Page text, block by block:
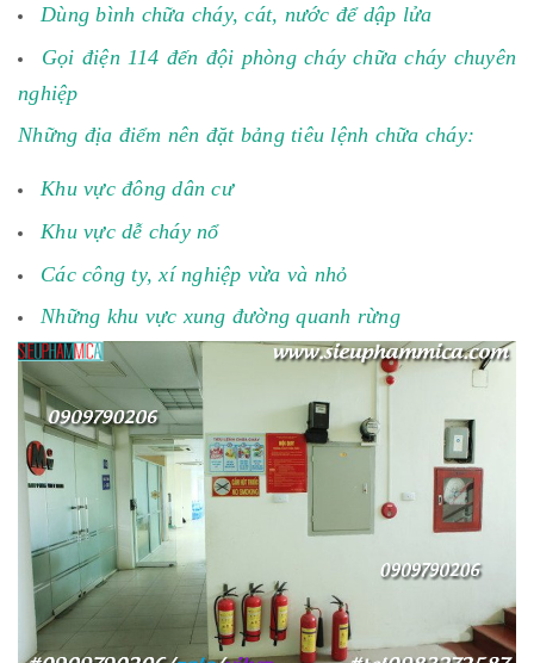
Dùng bình chữa cháy, cát, nước để dập lửa
Gọi điện 114 đến đội phòng cháy chữa cháy chuyên
nghiệp
Những địa điểm nên đặt bảng tiêu lệnh chữa cháy:
Khu vực đông dân cư
Khu vực dễ cháy nổ
Các công ty, xí nghiệp vừa và nhỏ
Những khu vực xung đường quanh rừng